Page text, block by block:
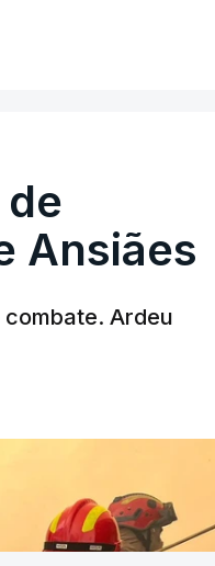
Ansiães
Ardeu